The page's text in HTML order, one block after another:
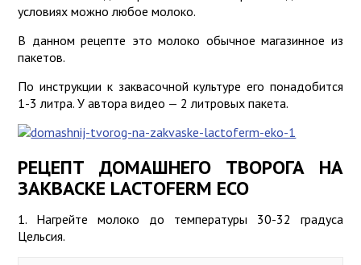
условиях можно любое молоко.
В данном рецепте это молоко обычное магазинное из
пакетов.
По инструкции к заквасочной культуре его понадобится
1-3 литра. У автора видео — 2 литровых пакета.
РЕЦЕПТ ДОМАШНЕГО ТВОРОГА НА
ЗАКВАСКЕ LACTОFERM ECO
1. Нагрейте молоко до температуры 30-32 градуса
Цельсия.